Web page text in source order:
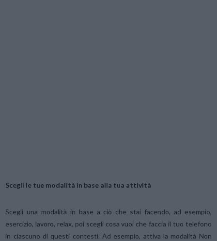
Scegli le tue modalità in base alla tua attività
Scegli una modalità in base a ciò che stai facendo, ad esempio,
esercizio, lavoro, relax, poi scegli cosa vuoi che faccia il tuo telefono
in ciascuno di questi contesti. Ad esempio, attiva la modalità Non